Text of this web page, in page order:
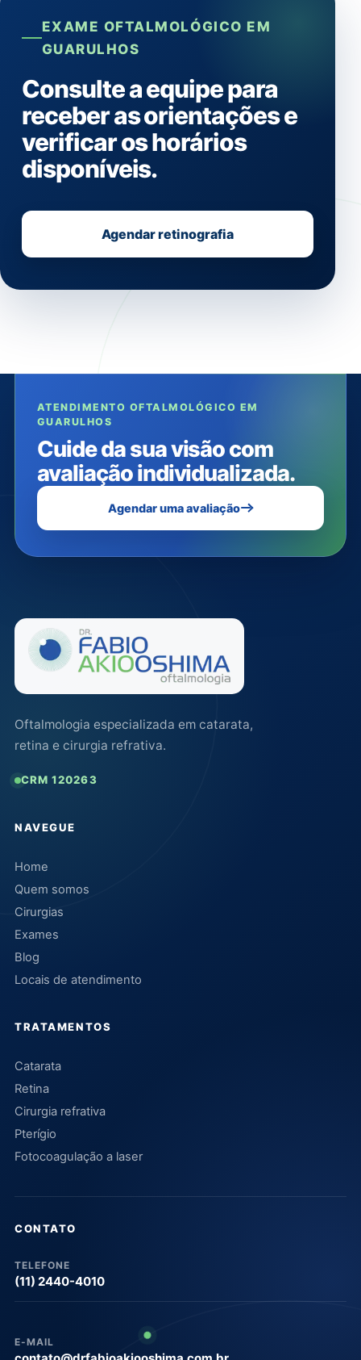
EXAME OFTALMOLÓGICO EM
GUARULHOS
Consulte a equipe para
receber as orientações e
verificar os horários
disponíveis.
Agendar retinografia
ATENDIMENTO OFTALMOLÓGICO EM
GUARULHOS
Cuide da sua visão com
avaliação individualizada.
Agendar uma avaliação
Oftalmologia especializada em catarata,
retina e cirurgia refrativa.
CRM 120263
NAVEGUE
Home
Quem somos
Cirurgias
Exames
Blog
Locais de atendimento
TRATAMENTOS
Catarata
Retina
Cirurgia refrativa
Pterígio
Fotocoagulação a laser
CONTATO
TELEFONE
(11) 2440-4010
E-MAIL